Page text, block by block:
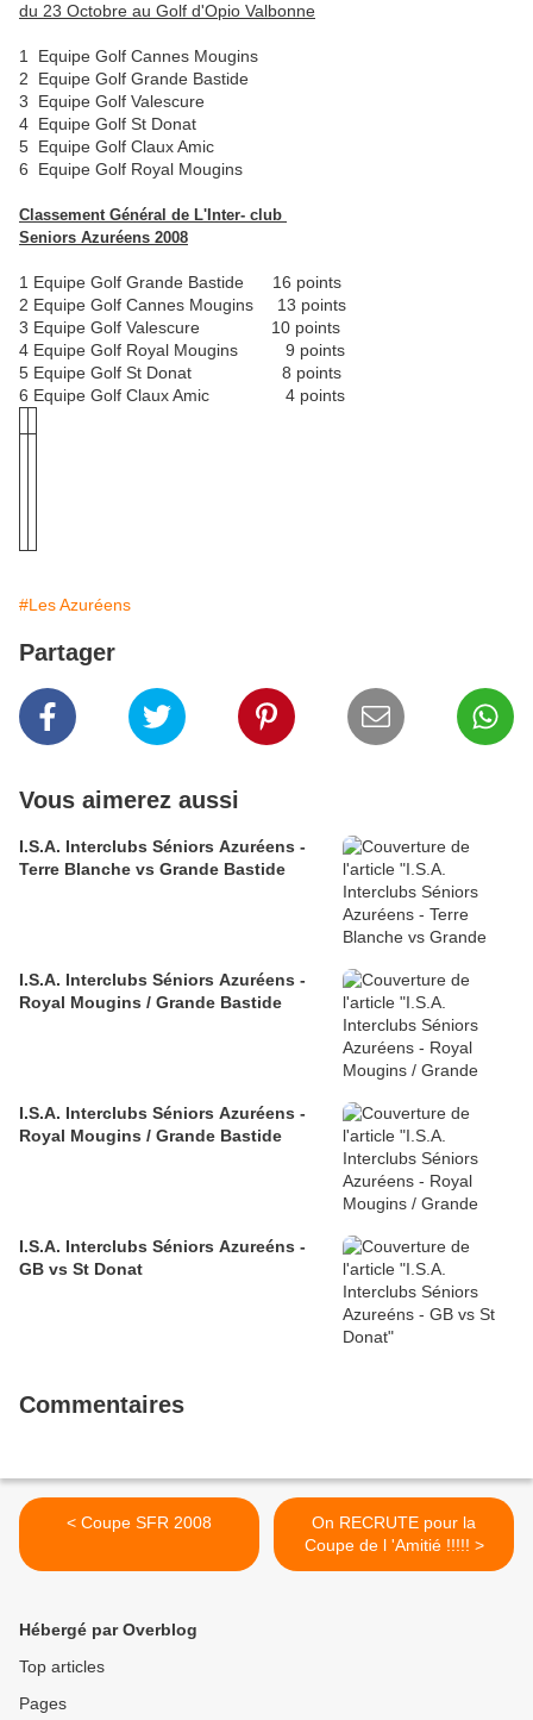
du 23 Octobre au Golf d'Opio Valbonne
1 Equipe Golf Cannes Mougins
2 Equipe Golf Grande Bastide
3 Equipe Golf Valescure
4 Equipe Golf St Donat
5 Equipe Golf Claux Amic
6 Equipe Golf Royal Mougins
Classement Général de L'Inter- club
Seniors Azuréens 2008
1 Equipe Golf Grande Bastide 16 points
2 Equipe Golf Cannes Mougins 13 points
3 Equipe Golf Valescure 10 points
4 Equipe Golf Royal Mougins 9 points
5 Equipe Golf St Donat 8 points
6 Equipe Golf Claux Amic 4 points
#Les Azuréens
Partager
Vous aimerez aussi
I.S.A. Interclubs Séniors Azuréens -
Terre Blanche vs Grande Bastide
I.S.A. Interclubs Séniors Azuréens -
Royal Mougins / Grande Bastide
I.S.A. Interclubs Séniors Azuréens -
Royal Mougins / Grande Bastide
I.S.A. Interclubs Séniors Azureéns -
GB vs St Donat
Commentaires
< Coupe SFR 2008
On RECRUTE pour la
Coupe de l 'Amitié !!!!! >
Hébergé par Overblog
Top articles
Pages